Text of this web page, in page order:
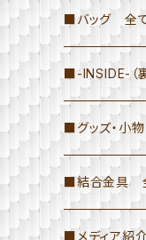
■バッグ 全
≫トートバッグ
H26×W37×D10
H26×W37×D10
トートバッグ
≫ハンドバッグ
≫ドラム型バ
≫≫ドラム型バッ
≫Hang Bag
■-INSIDE-（
≫トートバッグ
≫ドラム型バ
≫小物・その
■グッズ・小
≫結合金具の
≫ペンケース
■結合金具
■メディア紹